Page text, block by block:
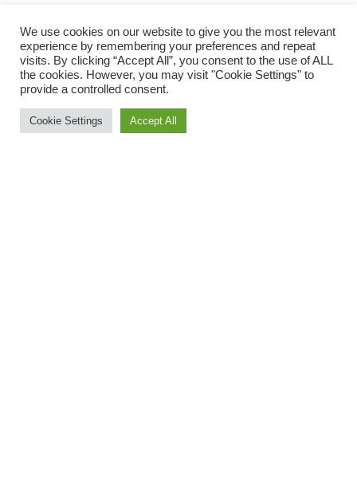
godt blandet sammen. Tilsæt olivenolie indtil
blandingen har fået den rette konsistens.
Tomatmarmelade
We use cookies on our website to give you the most relevant
experience by remembering your preferences and repeat
visits. By clicking “Accept All”, you consent to the use of ALL
the cookies. However, you may visit "Cookie Settings" to
provide a controlled consent.
Cookie Settings Accept All